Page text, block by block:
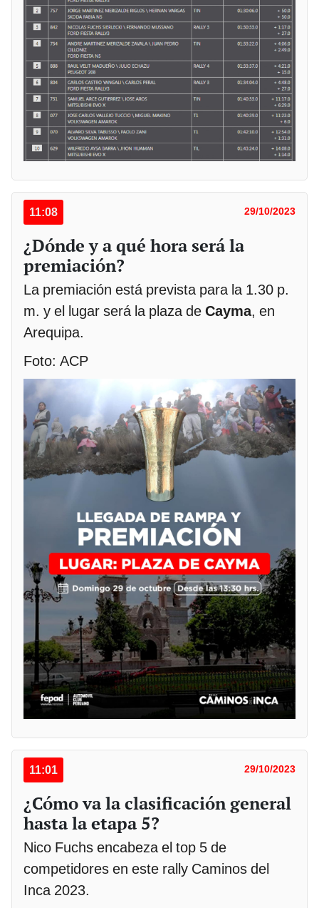
11:08 29/10/2023
¿Dónde y a qué hora será la
premiación?
La premiación está prevista para la 1.30 p.
m. y el lugar será la plaza de Cayma, en
Arequipa.
Foto: ACP
11:01 29/10/2023
¿Cómo va la clasificación general
hasta la etapa 5?
Nico Fuchs encabeza el top 5 de
competidores en este rally Caminos del
Inca 2023.